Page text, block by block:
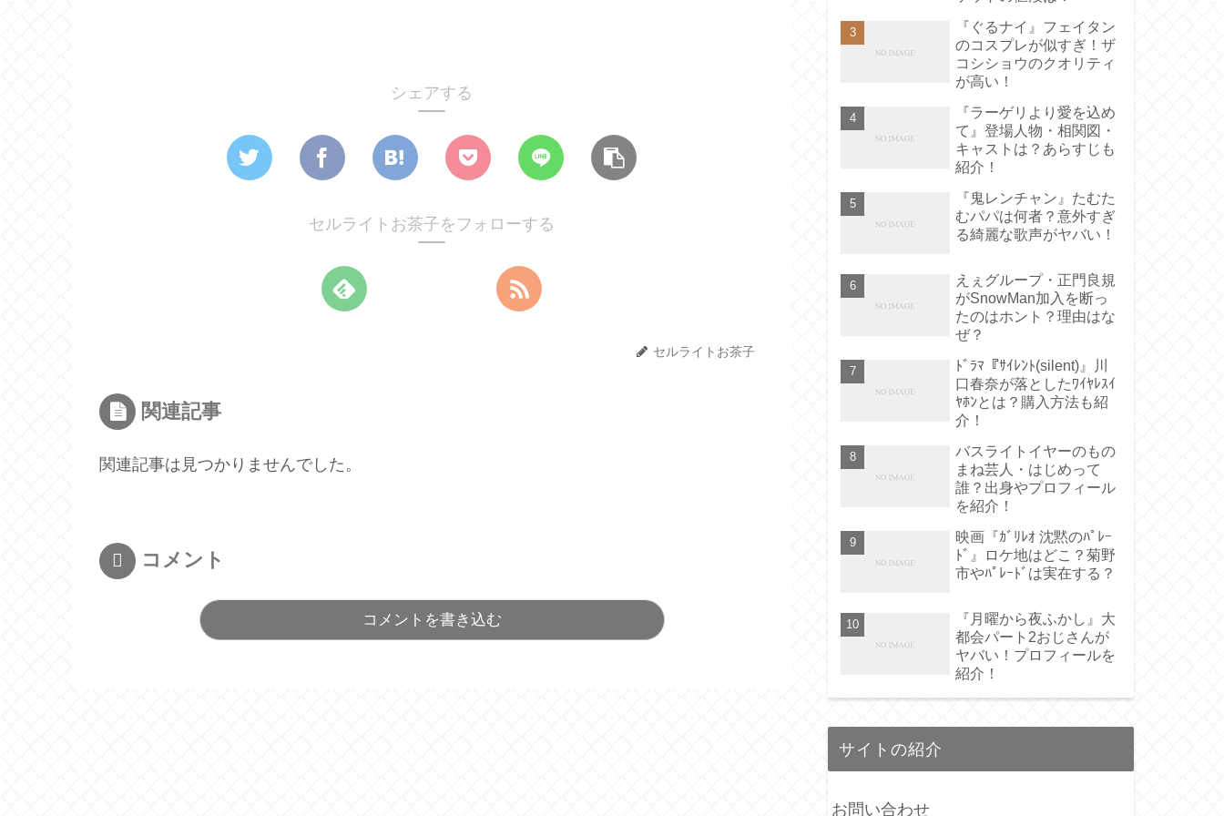
シェアする
セルライトお茶子をフォローする
セルライトお茶子
関連記事
関連記事は見つかりませんでした。
コメント
コメントを書き込む
『ぐるナイ』フェイタン
のコスプレが似すぎ！ザ
コシショウのクオリティ
が高い！
『ラーゲリより愛を込め
て』登場人物・相関図・
キャストは？あらすじも
紹介！
『鬼レンチャン』たむた
むパパは何者？意外すぎ
る綺麗な歌声がヤバい！
えぇグループ・正門良規
がSnowMan加入を断っ
たのはホント？理由はな
ぜ？
ﾄﾞﾗﾏ『ｻｲﾚﾝﾄ(silent)』川
口春奈が落としたﾜｲﾔﾚｽｲ
ﾔﾎﾝとは？購入方法も紹
介！
バスライトイヤーのもの
まね芸人・はじめって
誰？出身やプロフィール
を紹介！
映画『ｶﾞﾘﾚｵ 沈黙のﾊﾟﾚｰ
ﾄﾞ』ロケ地はどこ？菊野
市やﾊﾟﾚｰﾄﾞは実在する？
『月曜から夜ふかし』大
都会パート2おじさんが
ヤバい！プロフィールを
紹介！
サイトの紹介
お問い合わせ